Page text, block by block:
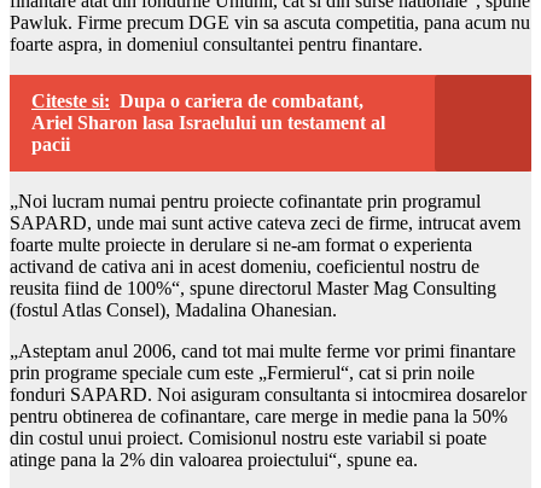
Pawluk. Firme precum DGE vin sa ascuta competitia, pana acum nu
foarte aspra, in domeniul consultantei pentru finantare.
Citeste si: Dupa o cariera de combatant,
Ariel Sharon lasa Israelului un testament al
pacii
„Noi lucram numai pentru proiecte cofinantate prin programul
SAPARD, unde mai sunt active cateva zeci de firme, intrucat avem
foarte multe proiecte in derulare si ne-am format o experienta
activand de cativa ani in acest domeniu, coeficientul nostru de
reusita fiind de 100%“, spune directorul Master Mag Consulting
(fostul Atlas Consel), Madalina Ohanesian.
„Asteptam anul 2006, cand tot mai multe ferme vor primi finantare
prin programe speciale cum este „Fermierul“, cat si prin noile
fonduri SAPARD. Noi asiguram consultanta si intocmirea dosarelor
pentru obtinerea de cofinantare, care merge in medie pana la 50%
din costul unui proiect. Comisionul nostru este variabil si poate
atinge pana la 2% din valoarea proiectului“, spune ea.